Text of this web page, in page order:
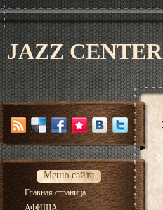
JAZZ CENTER
Меню сайта
Главная страница
АФИША